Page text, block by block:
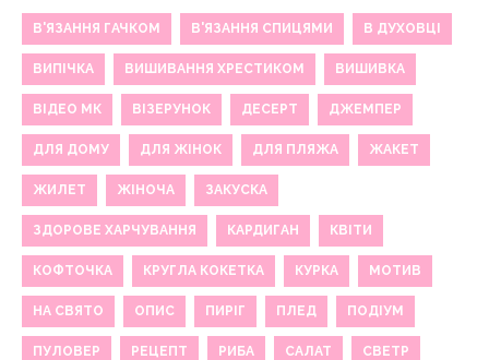
В'ЯЗАННЯ ГАЧКОМ В'ЯЗАННЯ СПИЦЯМИ В ДУХОВЦІ
ВИПІЧКА ВИШИВАННЯ ХРЕСТИКОМ ВИШИВКА
ВІДЕО МК ВІЗЕРУНОК ДЕСЕРТ ДЖЕМПЕР
ДЛЯ ДОМУ ДЛЯ ЖІНОК ДЛЯ ПЛЯЖА ЖАКЕТ
ЖИЛЕТ ЖІНОЧА ЗАКУСКА
ЗДОРОВЕ ХАРЧУВАННЯ КАРДИГАН КВІТИ
КОФТОЧКА КРУГЛА КОКЕТКА КУРКА МОТИВ
НА СВЯТО ОПИС ПИРІГ ПЛЕД ПОДІУМ
ПУЛОВЕР РЕЦЕПТ РИБА САЛАТ СВЕТР